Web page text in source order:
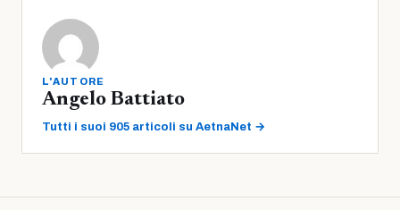
L'AUTORE
Angelo Battiato
Tutti i suoi 905 articoli su AetnaNet →